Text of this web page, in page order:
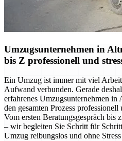
Umzugsunternehmen in
bis Z professionell und
Ein Umzug ist immer mit viel
Aufwand verbunden. Gerade
erfahrenes Umzugsunternehmen
den gesamten Prozess
Vom ersten Beratungsgespräch bis
– wir begleiten Sie Schritt für
Umzug reibungslos und ohne